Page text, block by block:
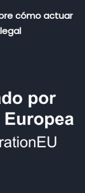
cómo actuar